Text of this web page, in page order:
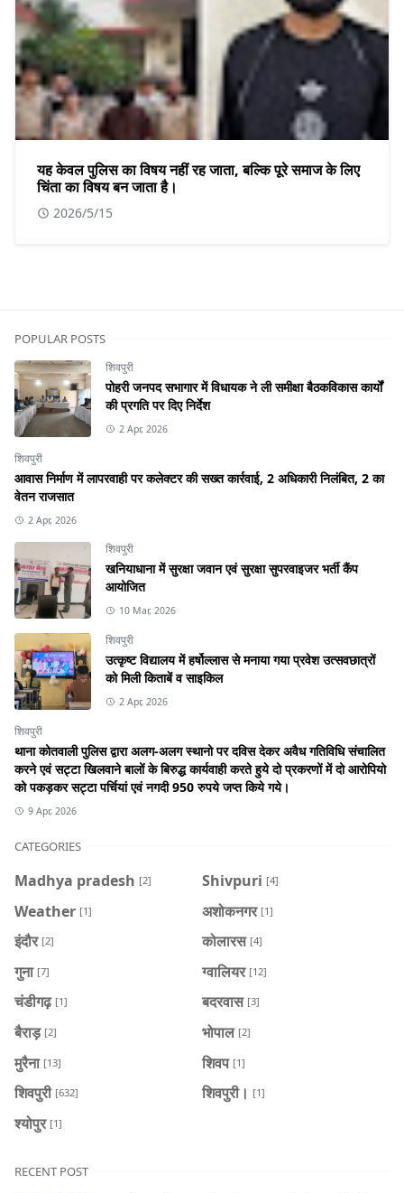
यह केवल पुलिस का विषय नहीं रह जाता, बल्कि पूरे समाज के लिए
चिंता का विषय बन जाता है।
2026/5/15
POPULAR POSTS
शिवपुरी
पोहरी जनपद सभागार में विधायक ने ली समीक्षा बैठकविकास कार्यों
की प्रगति पर दिए निर्देश
2 Apr, 2026
शिवपुरी
आवास निर्माण में लापरवाही पर कलेक्टर की सख्त कार्रवाई, 2 अधिकारी निलंबित, 2 का
वेतन राजसात
2 Apr, 2026
शिवपुरी
खनियाधाना में सुरक्षा जवान एवं सुरक्षा सुपरवाइजर भर्ती कैंप
आयोजित
10 Mar, 2026
शिवपुरी
उत्कृष्ट विद्यालय में हर्षोल्लास से मनाया गया प्रवेश उत्सवछात्रों
को मिली किताबें व साइकिल
2 Apr, 2026
शिवपुरी
थाना कोतवाली पुलिस द्वारा अलग-अलग स्थानो पर दविस देकर अवैध गतिविधि संचालित
करने एवं सट्टा खिलवाने बालों के बिरुद्ध कार्यवाही करते हुये दो प्रकरणों में दो आरोपियो
को पकड़कर सट्टा पर्चियां एवं नगदी 950 रुपये जप्त किये गये।
9 Apr, 2026
CATEGORIES
Madhya pradesh [2] Shivpuri [4]
Weather [1] अशोकनगर [1]
इंदौर [2] कोलारस [4]
गुना [7] ग्वालियर [12]
चंडीगढ़ [1] बदरवास [3]
बैराड़ [2] भोपाल [2]
मुरैना [13] शिवप [1]
शिवपुरी [632] शिवपुरी। [1]
श्योपुर [1]
RECENT POST